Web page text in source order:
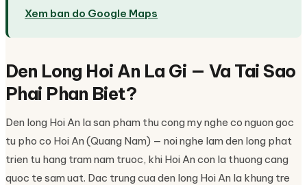
Xem ban do Google Maps
Den Long Hoi An La Gi — Va Tai Sao
Phai Phan Biet?
Den long Hoi An la san pham thu cong my nghe co nguon goc
tu pho co Hoi An (Quang Nam) — noi nghe lam den long phat
trien tu hang tram nam truoc, khi Hoi An con la thuong cang
quoc te sam uat. Dac trung cua den long Hoi An la khung tre